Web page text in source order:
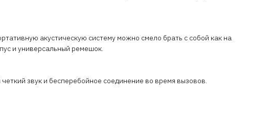
акустическую систему можно смело брать с собой как на
и универсальный ремешок.
звук и бесперебойное соединение во время вызовов.